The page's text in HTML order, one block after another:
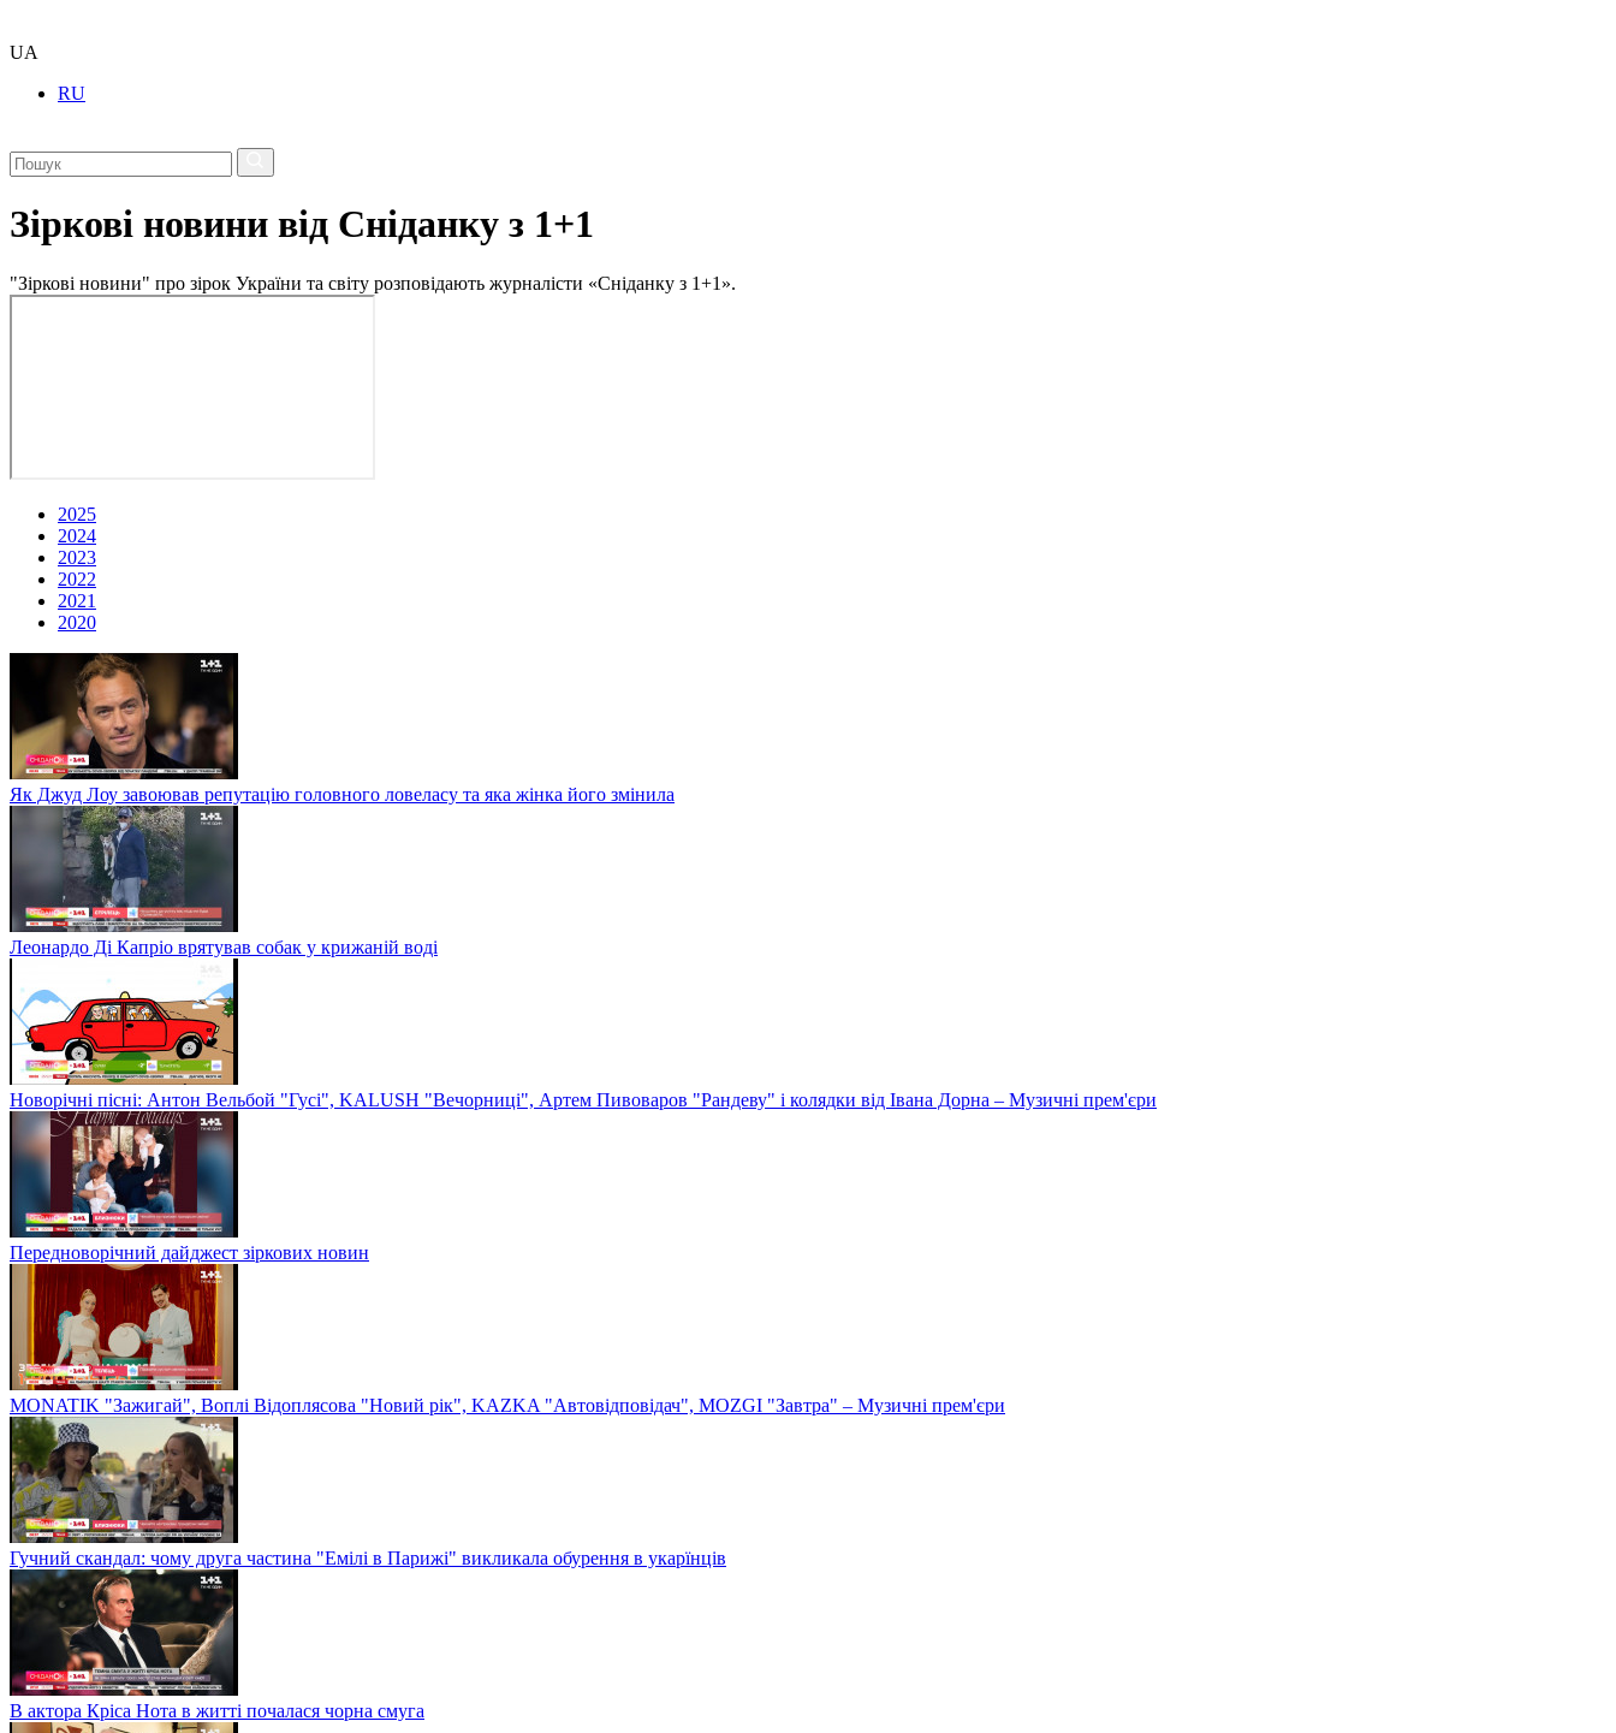
UA
RU
Зіркові новини від Сніданку з 1+1
"Зіркові новини" про зірок України та світу розповідають журналісти «Сніданку з 1+1».
2025
2024
2023
2022
2021
2020
Як Джуд Лоу завоював репутацію головного ловеласу та яка жінка його змінила
Леонардо Ді Капріо врятував собак у крижаній воді
Новорічні пісні: Антон Вельбой "Гусі", KALUSH "Вечорниці", Артем Пивоваров "Рандеву" і колядки від Івана Дорна – Музичні прем'єри
Передноворічний дайджест зіркових новин
MONATIK "Зажигай", Воплі Відоплясова "Новий рік", KAZKA "Автовідповідач", MOZGI "Завтра" – Музичні прем'єри
Гучний скандал: чому друга частина "Емілі в Парижі" викликала обурення в укарїнців
В актора Кріса Нота в житті почалася чорна смуга